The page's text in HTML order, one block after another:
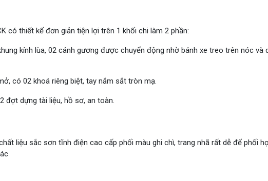
có thiết kế đơn giản tiện lợi trên 1 khối chi làm 2 phần:
kính lùa, 02 cánh gương được chuyển động nhờ bánh xe treo trên nóc và
có 02 khoá riêng biệt, tay nắm sắt tròn mạ.
đợt dựng tài liệu, hồ sơ, an toàn.
liệu sắc sơn tĩnh điện cao cấp phối màu ghi chì, trang nhã rất dễ để phối